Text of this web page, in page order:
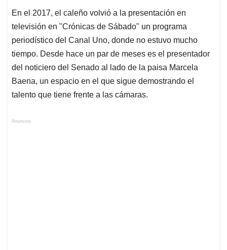
En el 2017, el caleño volvió a la presentación en
televisión en "Crónicas de Sábado" un programa
periodístico del Canal Uno, donde no estuvo mucho
tiempo. Desde hace un par de meses es el presentador
del noticiero del Senado al lado de la paisa Marcela
Baena, un espacio en el que sigue demostrando el
talento que tiene frente a las cámaras.
Anuncios.